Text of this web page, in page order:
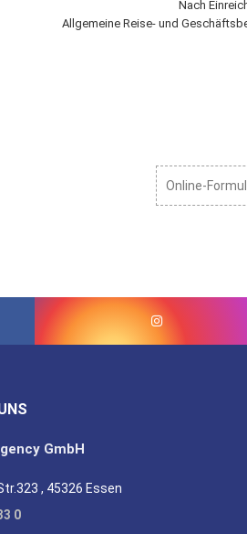
Nach
Allgemeine Reise- und
Online-
GmbH
, 45326 Essen
0